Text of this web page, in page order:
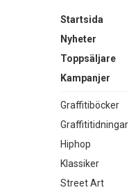
Startsida
Nyheter
Toppsäljare
Kampanjer
Graffitiböcker
Graffititidningar
Hiphop
Klassiker
Street Art